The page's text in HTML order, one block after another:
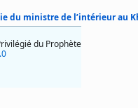
du ministre de l’intérieur au
du Prophète